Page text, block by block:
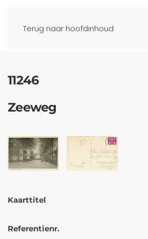
Terug naar hoofdinhoud
Ansichtkaarten
11246
Zeeweg
Kaarttitel
Referentienr.